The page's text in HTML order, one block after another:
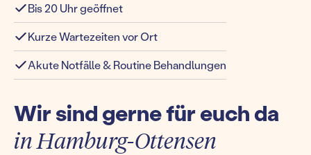
Bis 20 Uhr geöffnet
Kurze Wartezeiten vor Ort
Akute Notfälle & Routine Behandlungen
Wir sind gerne für euch da
in Hamburg-Ottensen